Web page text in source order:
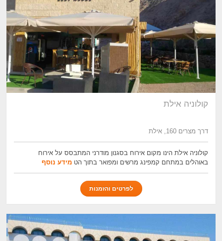
קולוניה אילת
דרך מצרים 160, אילת
קולוניה אילת הינו מקום אירוח בסגנון מודרני המתבסס על אירוח
באוהלים במתחם קמפינג מרשים ומפואר בתוך הטמידע נוסף
לפרטים והזמנות